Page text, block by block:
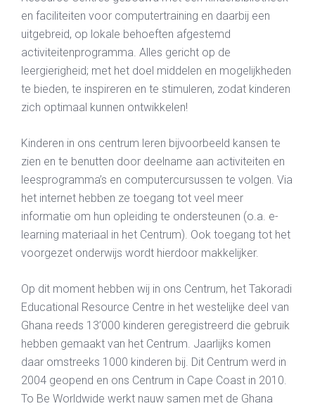
en faciliteiten voor computertraining en daarbij een
uitgebreid, op lokale behoeften afgestemd
activiteitenprogramma. Alles gericht op de
leergierigheid; met het doel middelen en mogelijkheden
te bieden, te inspireren en te stimuleren, zodat kinderen
zich optimaal kunnen ontwikkelen!
Kinderen in ons centrum leren bijvoorbeeld kansen te
zien en te benutten door deelname aan activiteiten en
leesprogramma’s en computercursussen te volgen. Via
het internet hebben ze toegang tot veel meer
informatie om hun opleiding te ondersteunen (o.a. e-
learning materiaal in het Centrum). Ook toegang tot het
voorgezet onderwijs wordt hierdoor makkelijker.
Op dit moment hebben wij in ons Centrum, het Takoradi
Educational Resource Centre in het westelijke deel van
Ghana reeds 13’000 kinderen geregistreerd die gebruik
hebben gemaakt van het Centrum. Jaarlijks komen
daar omstreeks 1000 kinderen bij. Dit Centrum werd in
2004 geopend en ons Centrum in Cape Coast in 2010.
To Be Worldwide werkt nauw samen met de Ghana